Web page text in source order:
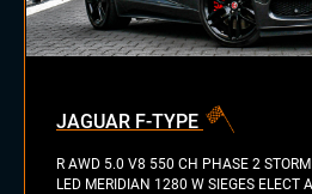
JAGUAR F-TYPE
R AWD 5.0 V8 550 CH PHASE 2
LED MERIDIAN 1280 W SIEGES ELECT